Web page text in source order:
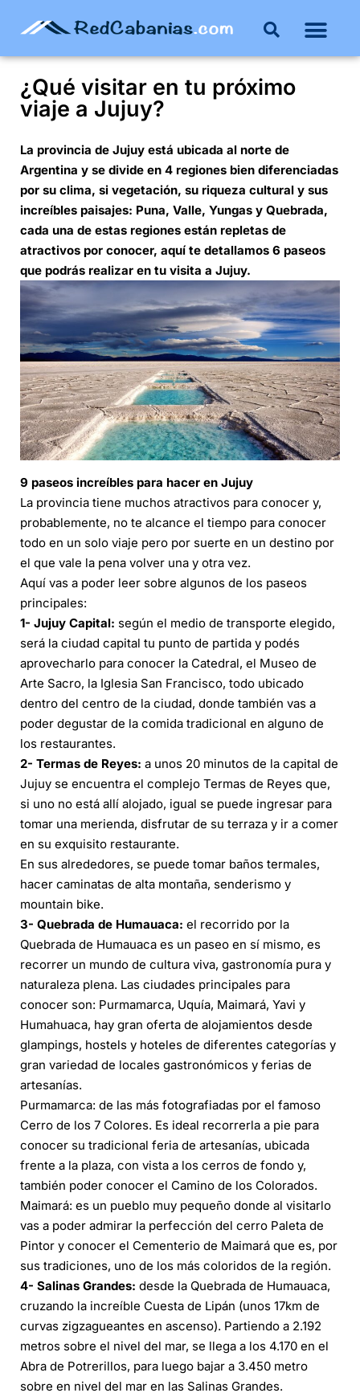
¿Qué visitar en tu próximo
viaje a Jujuy?
La provincia de Jujuy está ubicada al norte de
Argentina y se divide en 4 regiones bien diferenciadas
por su clima, si vegetación, su riqueza cultural y sus
increíbles paisajes: Puna, Valle, Yungas y Quebrada,
cada una de estas regiones están repletas de
atractivos por conocer, aquí te detallamos 6 paseos
que podrás realizar en tu visita a Jujuy.
9 paseos increíbles para hacer en Jujuy
La provincia tiene muchos atractivos para conocer y,
probablemente, no te alcance el tiempo para conocer
todo en un solo viaje pero por suerte en un destino por
el que vale la pena volver una y otra vez.
Aquí vas a poder leer sobre algunos de los paseos
principales:
1- Jujuy Capital: según el medio de transporte elegido,
será la ciudad capital tu punto de partida y podés
aprovecharlo para conocer la Catedral, el Museo de
Arte Sacro, la Iglesia San Francisco, todo ubicado
dentro del centro de la ciudad, donde también vas a
poder degustar de la comida tradicional en alguno de
los restaurantes.
2- Termas de Reyes: a unos 20 minutos de la capital de
Jujuy se encuentra el complejo Termas de Reyes que,
si uno no está allí alojado, igual se puede ingresar para
tomar una merienda, disfrutar de su terraza y ir a comer
en su exquisito restaurante.
En sus alrededores, se puede tomar baños termales,
hacer caminatas de alta montaña, senderismo y
mountain bike.
3- Quebrada de Humauaca: el recorrido por la
Quebrada de Humauaca es un paseo en sí mismo, es
recorrer un mundo de cultura viva, gastronomía pura y
naturaleza plena. Las ciudades principales para
conocer son: Purmamarca, Uquía, Maimará, Yavi y
Humahuaca, hay gran oferta de alojamientos desde
glampings, hostels y hoteles de diferentes categorías y
gran variedad de locales gastronómicos y ferias de
artesanías.
Purmamarca: de las más fotografiadas por el famoso
Cerro de los 7 Colores. Es ideal recorrerla a pie para
conocer su tradicional feria de artesanías, ubicada
frente a la plaza, con vista a los cerros de fondo y,
también poder conocer el Camino de los Colorados.
Maimará: es un pueblo muy pequeño donde al visitarlo
vas a poder admirar la perfección del cerro Paleta de
Pintor y conocer el Cementerio de Maimará que es, por
sus tradiciones, uno de los más coloridos de la región.
4- Salinas Grandes: desde la Quebrada de Humauaca,
cruzando la increíble Cuesta de Lipán (unos 17km de
curvas zigzagueantes en ascenso). Partiendo a 2.192
metros sobre el nivel del mar, se llega a los 4.170 en el
Abra de Potrerillos, para luego bajar a 3.450 metro
sobre en nivel del mar en las Salinas Grandes.